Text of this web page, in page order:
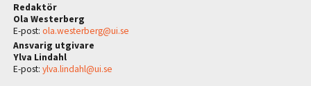
Redaktör
Ola Westerberg
E-post: ola.westerberg@ui.se
Ansvarig utgivare
Ylva Lindahl
E-post: ylva.lindahl@ui.se